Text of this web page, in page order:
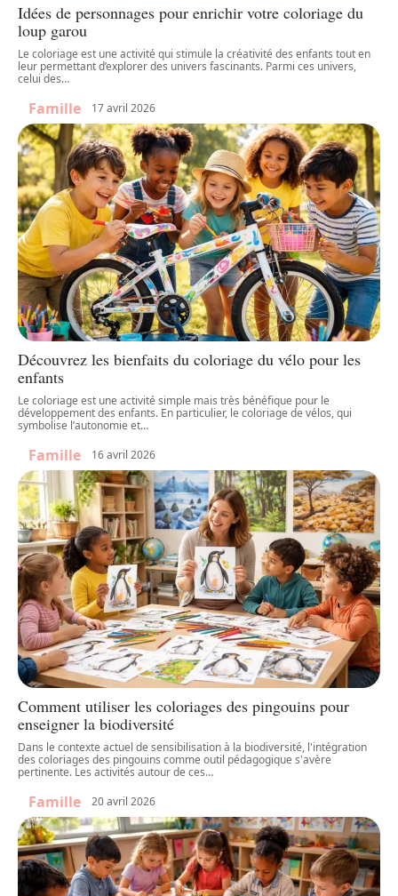
Idées de personnages pour enrichir votre coloriage du
loup garou
Le coloriage est une activité qui stimule la créativité des enfants tout en
leur permettant d’explorer des univers fascinants. Parmi ces univers,
celui des…
Famille 17 avril 2026
Découvrez les bienfaits du coloriage du vélo pour les
enfants
Le coloriage est une activité simple mais très bénéfique pour le
développement des enfants. En particulier, le coloriage de vélos, qui
symbolise l’autonomie et…
Famille 16 avril 2026
Comment utiliser les coloriages des pingouins pour
enseigner la biodiversité
Dans le contexte actuel de sensibilisation à la biodiversité, l'intégration
des coloriages des pingouins comme outil pédagogique s'avère
pertinente. Les activités autour de ces…
Famille 20 avril 2026